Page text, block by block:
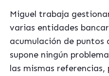
Miguel trabaja
varias entidades
acumulación de puntos
supone ningún
las mismas referencias,